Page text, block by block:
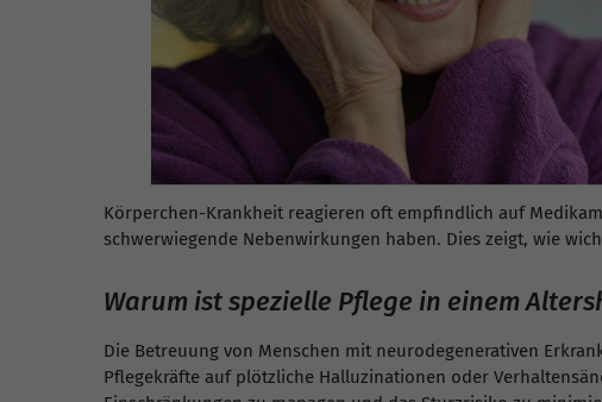
Körperchen-Krankheit reagieren oft empfindlich auf
schwerwiegende Nebenwirkungen haben. Dies zeigt, wie
Warum ist spezielle Pflege in einem
Die Betreuung von Menschen mit neurodegenerativen
Pflegekräfte auf plötzliche Halluzinationen oder